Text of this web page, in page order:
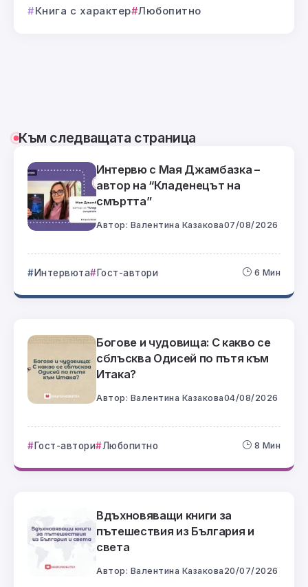
Книга с характер Любопитно
Към следващата страница
Интервю с Мая Джамбазка –
автор на “Кладенецът на
смъртта”
Автор: Валентина Казакова07/08/2026
Интервюта Гост-автори 6 Мин
Богове и чудовища: С какво се
сблъсква Одисей по пътя към
Итака?
Автор: Валентина Казакова04/08/2026
Гост-автори Любопитно 8 Мин
Вдъхновяващи книги за
пътешествия из България и
света
Автор: Валентина Казакова 20/07/2026